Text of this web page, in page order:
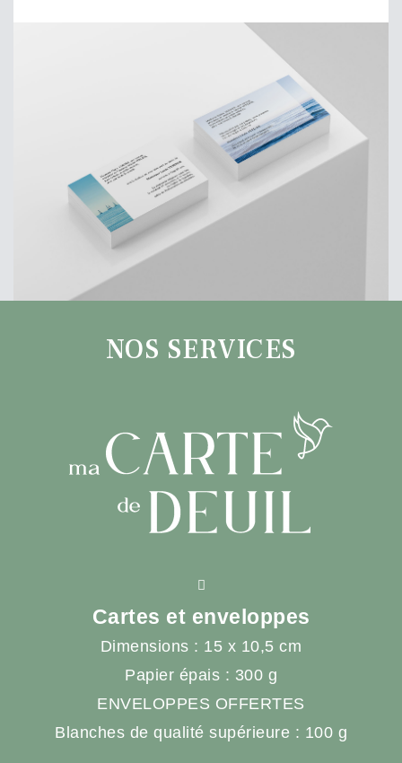
NOS SERVICES
Cartes et enveloppes
Dimensions : 15 x 10,5 cm
Papier épais : 300 g
ENVELOPPES OFFERTES
Blanches de qualité supérieure : 100 g